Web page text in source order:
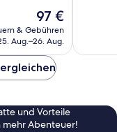
Der
Preis
beträgt
97 €
& Gebühren
Aug.–26. Aug.
und Vorteile
mehr Abenteuer!